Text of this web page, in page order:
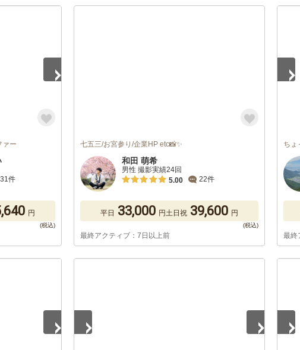
ァー
件
円
七五三/お宮参り/企業HP etc📸✨
和田 萌希
男性 撮影実績24回
5.00
22件
平日 33,000 円土日祝 39,600 円
最終アクティブ：7日以上前
ちょ
最終